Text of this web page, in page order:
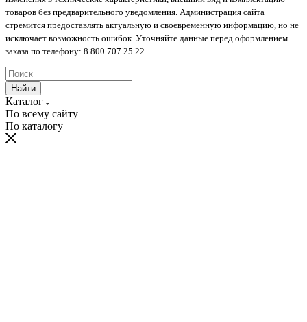
товаров без предварительного уведомления. Администрация сайта
стремится предоставлять актуальную и своевременную информацию, но не
исключает возможность ошибок. Уточняйте данные перед оформлением
заказа по телефону: 8 800 707 25 22.
Найти
Каталог
По всему сайту
По каталогу